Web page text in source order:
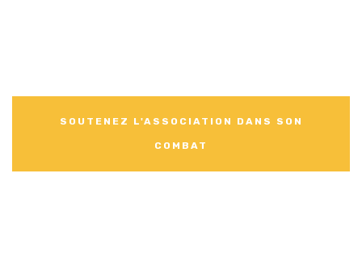
SOUTENEZ L'ASSOCIATION DANS SON
COMBAT